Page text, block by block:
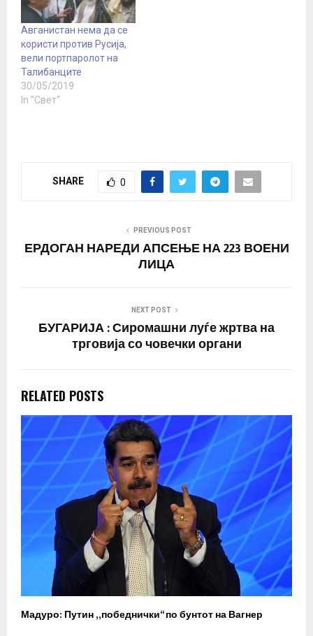
Авганистан нема да се
користи против Русија,
вели портпаролот на
Талибанците
30/05/2019
In "Свет"
SHARE 0
PREVIOUS POST
ЕРДОГАН НАРЕДИ АПСЕЊЕ НА 223 ВОЕНИ
ЛИЦА
NEXT POST
БУГАРИЈА : Сиромашни луѓе жртва на
трговија со човечки органи
RELATED POSTS
Мадуро: Путин „победнички“ по бунтот на Вагнер